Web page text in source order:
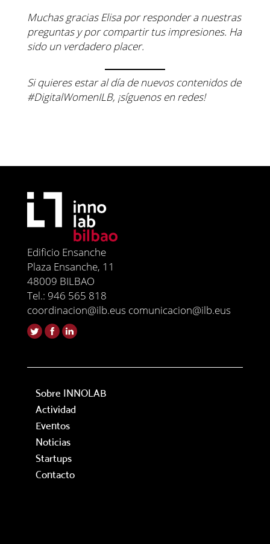
Muchas gracias Elisa por responder a nuestras
preguntas y por compartir tus impresiones. Ha
sido un verdadero placer.
Si quieres estar al día de nuevos contenidos de
#DigitalWomenILB, ¡síguenos en redes!
Edificio Ensanche
Plaza Ensanche, 11
48009 BILBAO
Tel.: 946 565 818
coordinacion@ilb.eus comunicacion@ilb.eus
Sobre INNOLAB
Actividad
Eventos
Noticias
Startups
Contacto